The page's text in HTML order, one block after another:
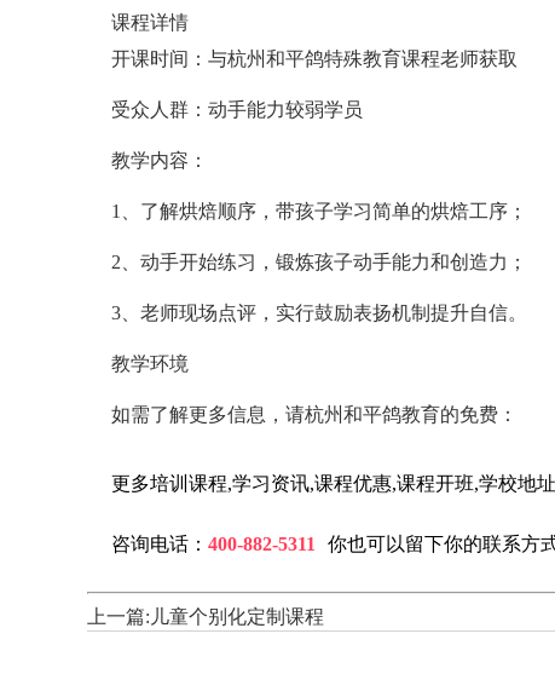
课程详情
开课时间：与杭州和平鸽特殊教育课程老师获取
受众人群：动手能力较弱学员
教学内容：
1、了解烘焙顺序，带孩子学习简单的烘焙工序；
2、动手开始练习，锻炼孩子动手能力和创造力；
3、老师现场点评，实行鼓励表扬机制提升自信。
教学环境
如需了解更多信息，请杭州和平鸽教育的免费：
更多培训课程,学习资讯,课程优惠,课程开班,学校地
咨询电话： 400-882-5311 你也可以留下你的联系方
上一篇: 儿童个别化定制课程